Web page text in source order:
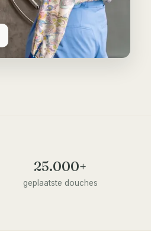
25.000+
geplaatste douches